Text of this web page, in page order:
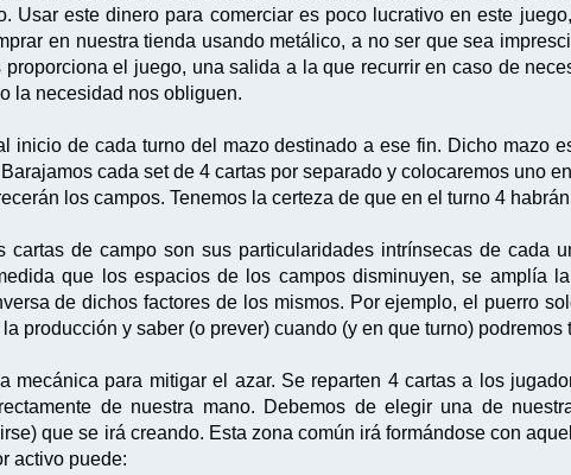
Usar este dinero para comerciar es poco lucrativo en este
en nuestra tienda usando metálico, a no ser que sea
el juego, una salida a la que recurrir en caso de
la necesidad nos obliguen.
inicio de cada turno del mazo destinado a ese fin. Dicho mazo
cada set de 4 cartas por separado y colocaremos uno
los campos. Tenemos la certeza de que en el turno 4
cartas de campo son sus particularidades intrínsecas de cada
que los espacios de los campos disminuyen, se amplía
de dichos factores de los mismos. Por ejemplo, el puerro
producción y saber (o prever) cuando (y en que turno)
mecánica para mitigar el azar. Se reparten 4 cartas a los
de nuestra mano. Debemos de elegir una de
que se irá creando. Esta zona común irá formándose con
activo puede: